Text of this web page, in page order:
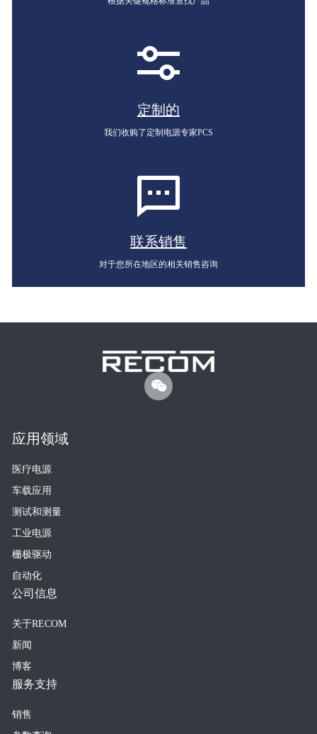
定制的
我们收购了定制电源专家PCS
联系销售
对于您所在地区的相关销售咨询
应用领域
医疗电源
车载应用
测试和测量
工业电源
栅极驱动
自动化
公司信息
关于RECOM
新闻
博客
服务支持
销售